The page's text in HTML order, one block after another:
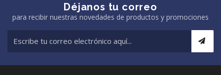
Déjanos tu correo
para recibir nuestras novedades de productos y promociones